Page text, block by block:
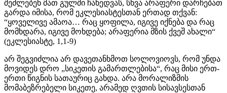
შეძლებენ მათ გულში ჩახედვას, სხვა არაფერი დარჩებათ
გარდა იმისა, რომ ეკლესიასტესთან ერთად თქვან:
“ყოველივე ამაოა… რაც ყოფილა, იგივე იქნება და რაც
მომხდარა, იგივე მოხდება; არაფერია მზის ქვეშ ახალი“
(ეკლესიასტე, 1,1-9)
არ შეგვიძლია არ დავეთანხმოთ სოლოვიოვს, რომ უნდა
მოვიდეს დრო „სიკეთის გამართლებისა“, რაც მისი ერთ-
ერთი წიგნის სათაურიც გახდა. არა მორალიზმის
მომაბეზრებელი სიკეთე, არამედ ღვთის სისავსესთან